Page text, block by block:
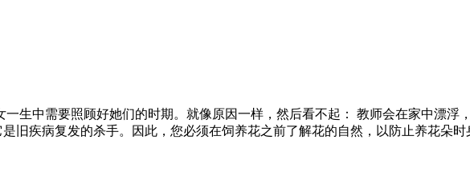
生中需要照顾好她们的时期。就像原因一样，然后看不起： 教师会在家中漂浮
旧疾病复发的杀手。因此，您必须在饲养花之前了解花的自然，以防止养花朵